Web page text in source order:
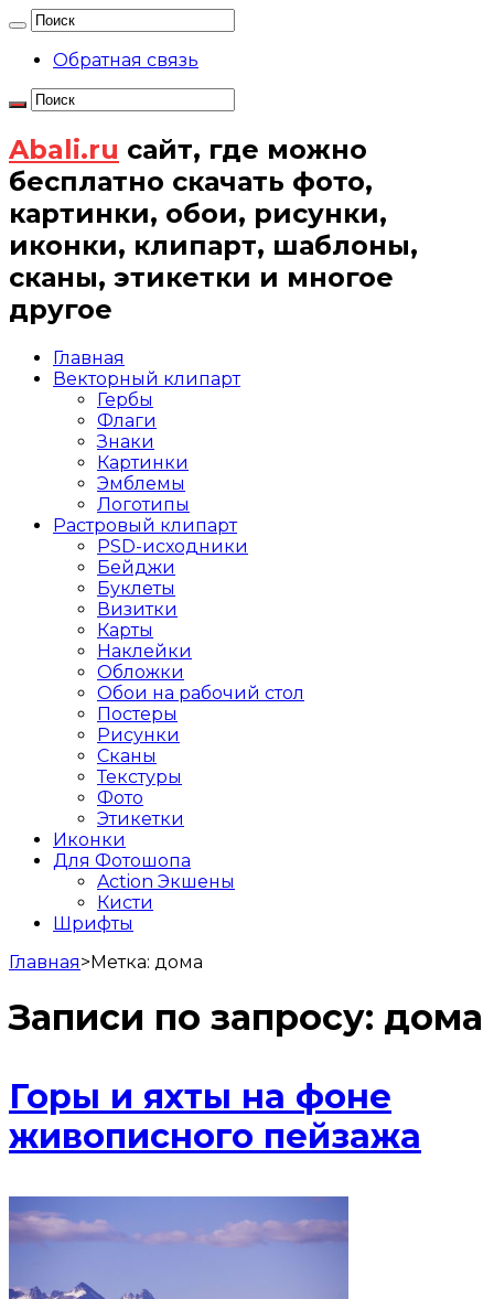
Обратная связь
Abali.ru сайт, где можно
бесплатно скачать фото,
картинки, обои, рисунки,
иконки, клипарт, шаблоны,
сканы, этикетки и многое
другое
Главная
Векторный клипарт
Гербы
Флаги
Знаки
Картинки
Эмблемы
Логотипы
Растровый клипарт
PSD-исходники
Бейджи
Буклеты
Визитки
Карты
Наклейки
Обложки
Обои на рабочий стол
Постеры
Рисунки
Сканы
Текстуры
Фото
Этикетки
Иконки
Для Фотошопа
Action Экшены
Кисти
Шрифты
Главная>Метка: дома
Записи по запросу: дома
Горы и яхты на фоне
живописного пейзажа